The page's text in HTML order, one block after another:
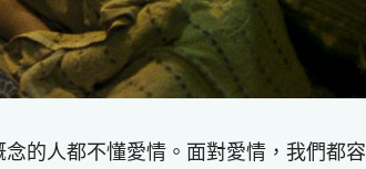
的人都不懂愛情。面對愛情，我們都容